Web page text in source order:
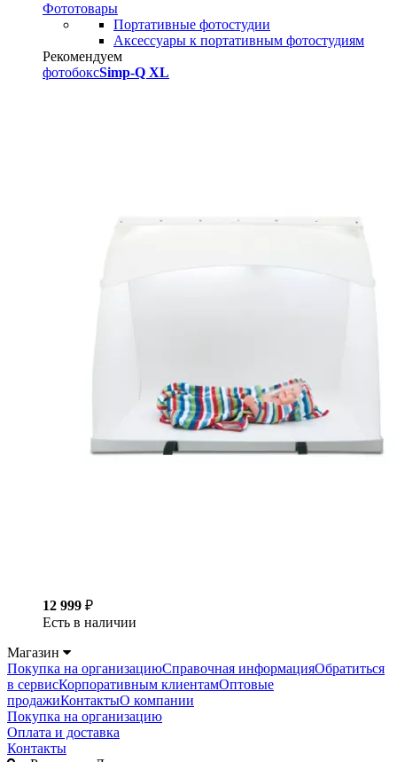
Фототовары
Портативные фотостудии
Аксессуары к портативным фотостудиям
Рекомендуем
фотобоксSimp-Q XL
12 999 ₽
Есть в наличии
Магазин
Покупка на организациюСправочная информацияОбратиться
в сервисКорпоративным клиентамОптовые
продажиКонтактыО компании
Покупка на организацию
Оплата и доставка
Контакты